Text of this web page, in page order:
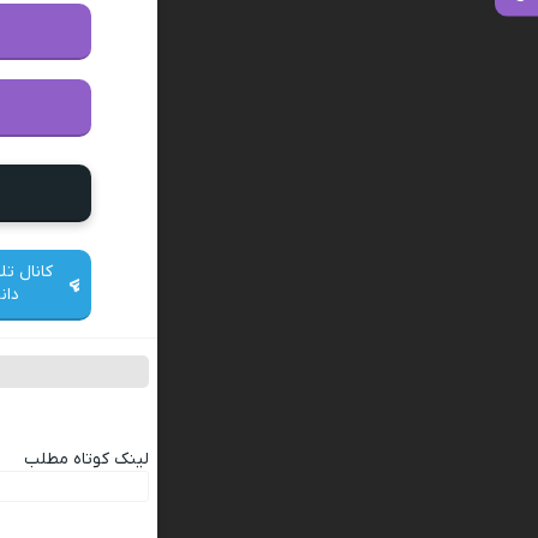
کانال
لینک کوتاه مطلب